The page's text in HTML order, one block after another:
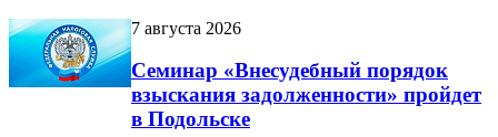
7 августа 2026
Семинар «Внесудебный порядок
взыскания задолженности» пройдет
в Подольске